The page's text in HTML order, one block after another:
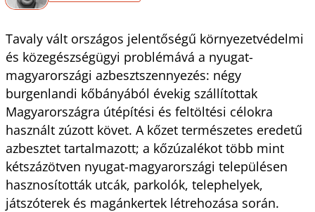
Tavaly vált országos jelentőségű környezetvédelmi
és közegészségügyi problémává a nyugat-
magyarországi azbesztszennyezés: négy
burgenlandi kőbányából évekig szállítottak
Magyarországra útépítési és feltöltési célokra
használt zúzott követ. A kőzet természetes eredetű
azbesztet tartalmazott; a kőzúzalékot több mint
kétszázötven nyugat-magyarországi településen
hasznosították utcák, parkolók, telephelyek,
játszóterek és magánkertek létrehozása során.